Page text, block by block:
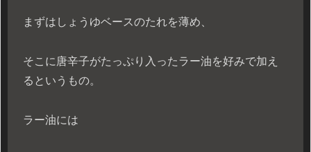
まずはしょうゆベースのたれを薄め、
そこに唐辛子がたっぷり入ったラー油を好みで加え
るというもの。
ラー油には